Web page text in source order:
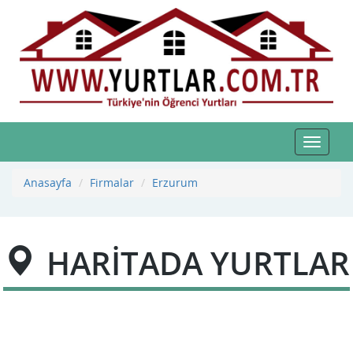
Toggle
Anasayfa
Firmalar Erzurum
HARİTADA YURTLAR